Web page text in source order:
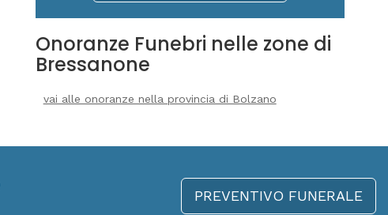
Onoranze Funebri nelle zone di
Bressanone
vai alle onoranze nella provincia di Bolzano
PREVENTIVO FUNERALE